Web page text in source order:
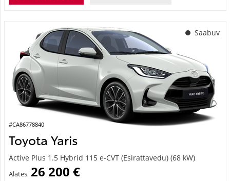
Saabuv
#CA86778840
Toyota Yaris
Active Plus 1.5 Hybrid 115 e-CVT (Esirattavedu) (68 kW)
Alates 26 200 €